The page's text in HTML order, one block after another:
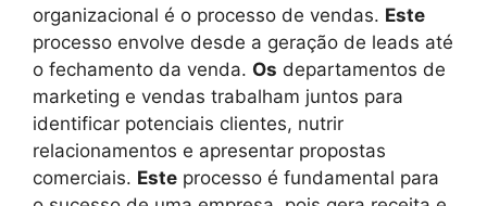
organizacional é o processo de vendas. Este
processo envolve desde a geração de leads até
o fechamento da venda. Os departamentos de
marketing e vendas trabalham juntos para
identificar potenciais clientes, nutrir
relacionamentos e apresentar propostas
comerciais. Este processo é fundamental para